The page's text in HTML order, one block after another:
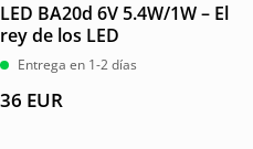
LED BA20d 6V 5.4W/1W – El
rey de los LED
Entrega en 1-2 días
36 EUR